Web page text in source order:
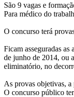
São 9 vagas e
Para médico do
O concurso terá
Ficam asseguradas
de junho de 2014, ou
eliminatório, no
As provas objetivas, a
O concurso público